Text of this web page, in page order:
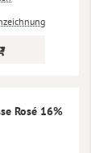
Rosé 16%